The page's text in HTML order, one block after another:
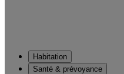
Habitation
Santé & prévoyance